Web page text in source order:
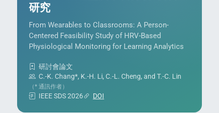
研究
From Wearables to Classrooms: A Person-
Centered Feasibility Study of HRV-Based
Physiological Monitoring for Learning Analytics
研討會論文
C.-K. Chang*, K.-H. Li, C.-L. Cheng, and T.-C. Lin
（* 通訊作者）
IEEE SDS 2026 DOI